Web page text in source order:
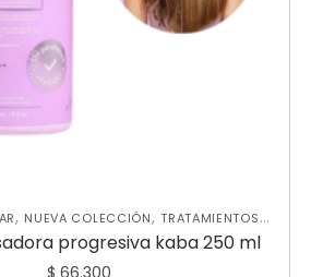
, NUEVA COLECCIÓN,TRATAMIENTOS
progresiva kaba 250 ml
$ 66.300